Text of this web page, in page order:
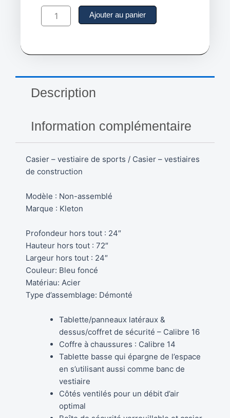
quantité
#3
pour
-
la
p
h
-
Ajouter au panier
Description
Information complémentaire
Casier – vestiaire de sports / Casier – vestiaires
de construction
Modèle : Non-assemblé
Marque : Kleton
Profondeur hors tout : 24″
Hauteur hors tout : 72″
Largeur hors tout : 24″
Couleur: Bleu foncé
Matériau: Acier
Type d’assemblage: Démonté
Tablette/panneaux latéraux &
dessus/coffret de sécurité – Calibre 16
Coffre à chaussures : Calibre 14
Tablette basse qui épargne de l’espace
en s’utilisant aussi comme banc de
vestiaire
Côtés ventilés pour un débit d’air
optimal